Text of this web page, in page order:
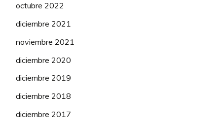
octubre 2022
diciembre 2021
noviembre 2021
diciembre 2020
diciembre 2019
diciembre 2018
diciembre 2017